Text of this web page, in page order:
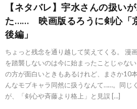
【ネタバレ】宇水さんの扱い
た…… 映画版るろうに剣心「
後編」
ちょっと残念を通り越して笑えてくる。 漫
を踏襲しないのは今に始まったことじゃな
の方が面白いときもあるけれど、まさか10
んなモブキャラ同然に扱うなんて……。同じ
が、「剣心や斉藤より格上」と見誤 […]